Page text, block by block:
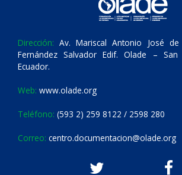
Dirección: Av. Mariscal Antonio José
Fernández Salvador Edif. Olade –
Ecuador.
Web: www.olade.org
Teléfono: (593 2) 259 8122 / 2598 280
Correo: centro.documentacion@olade.org